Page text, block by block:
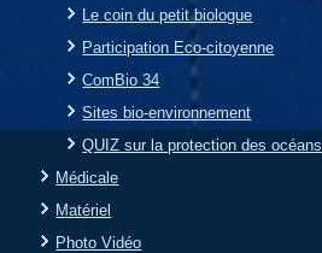
Le coin du petit biologue
Participation Eco-citoyenne
ComBio 34
Sites bio-environnement
QUIZ sur la protection des océans
Médicale
Matériel
Photo Vidéo